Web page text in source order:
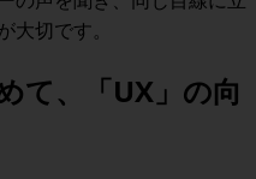
大切です。
て、「UX」の向